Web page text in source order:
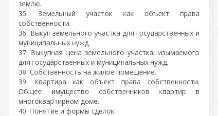
землю.
35. Земельный участок как объект права
собственности.
36. Выкуп земельного участка для государственных и
муниципальных нужд.
37. Выкупная цена земельного участка, изымаемого
для государственных и муниципальных нужд.
38. Собственность на жилое помещение.
39. Квартира как объект права собственности.
Общее имущество собственников квартир в
многоквартирном доме.
40. Понятие и формы сделок.